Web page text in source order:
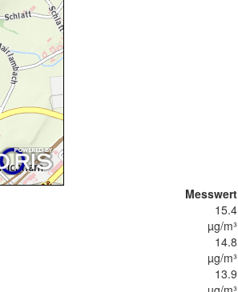
Messwert
15.4
µg/m³
14.8
µg/m³
13.9